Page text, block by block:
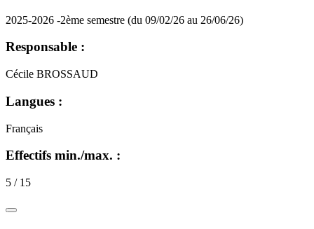
2025-2026 -2ème semestre (du 09/02/26 au 26/06/26)
Responsable :
Cécile BROSSAUD
Langues :
Français
Effectifs min./max. :
5 / 15